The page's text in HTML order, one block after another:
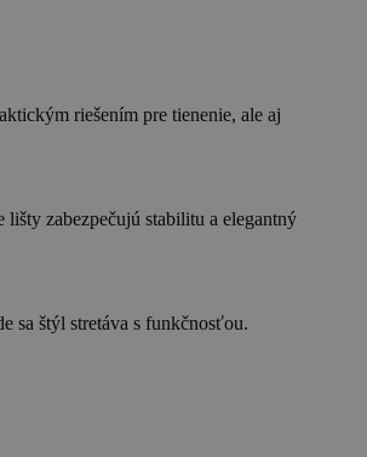
riešením pre tienenie, ale aj
zabezpečujú stabilitu a elegantný
sa štýl stretáva s funkčnosťou.